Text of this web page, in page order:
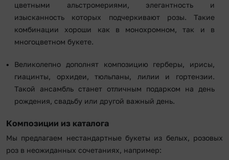
цветными альстромериями, элегантность и
изысканность которых подчеркивают розы. Такие
комбинации хороши как в монохромном, так и в
многоцветном букете.
Великолепно дополнят композицию герберы, ирисы,
гиацинты, орхидеи, тюльпаны, лилии и гортензии.
Такой ансамбль станет отличным подарком на день
рождения, свадьбу или другой важный день.
Композиции из каталога
Мы предлагаем нестандартные букеты из белых, розовых
роз в неожиданных сочетаниях, например: